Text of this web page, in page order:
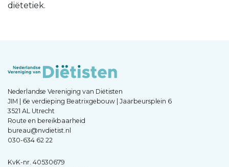
diëtetiek.
Nederlandse Vereniging van Diëtisten
JIM | 6e verdieping Beatrixgebouw | Jaarbeursplein 6
3521 AL Utrecht
Route en bereikbaarheid
bureau@nvdietist.nl
030-634 62 22
KvK-nr. 40530679